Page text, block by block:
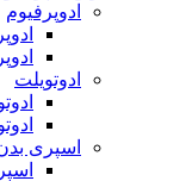
ادوپرفیوم
ادوتویلت
اسپری